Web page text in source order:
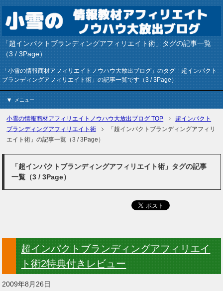
「超インパクトブランディングアフィリエイト術」タグの記事一覧
（3 / 3Page）
「小雪の情報商材アフィリエイトノウハウ大放出ブログ」のタグ「超インパクト
ブランディングアフィリエイト術」の記事一覧です（3 / 3Page）
メニュー
小雪の情報商材アフィリエイトノウハウ大放出ブログ TOP
超インパクト
ブランディングアフィリエイト術
「超インパクトブランディングアフィリ
エイト術」の記事一覧（3 / 3Page）
「超インパクトブランディングアフィリエイト術」タグの記事
一覧（3 / 3Page）
超インパクトブランディングアフィリエイ
ト術2特典付きレビュー
2009年8月26日